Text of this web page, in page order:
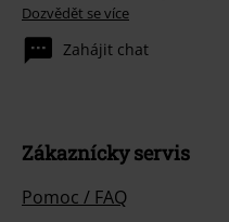
Dozvědět se více
Zahájit chat
Zákaznícky servis
Pomoc / FAQ